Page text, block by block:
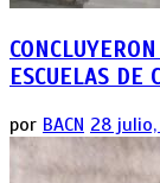
ESCUELAS DE
por BACN 28